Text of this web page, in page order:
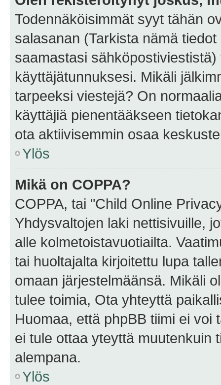
Todennäköisimmät syyt tähän
salasanan (Tarkista nämä
saamastasi
käyttäjätunnuksesi. Mikäli
tarpeeksi viestejä? On
käyttäjiä pienentääkseen
ota aktiivisemmin osaa
Ylös
Mikä on COPPA?
COPPA, tai "Child Online
Yhdysvaltojen laki nettisivuille,
alle kolmetoistavuotiailta.
tai huoltajalta kirjoitettu lupa
omaan järjestelmäänsä. Mikäli
tulee toimia, Ota yhteyttä
Huomaa, että phpBB tiimi ei
ei tule ottaa yteyttä muutenkuin
alempana.
Ylös